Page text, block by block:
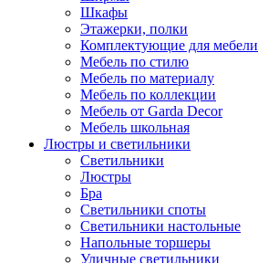
Шкафы
Этажерки, полки
Комплектующие для мебели
Мебель по стилю
Мебель по материалу
Мебель по коллекции
Мебель от Garda Decor
Мебель школьная
Люстры и светильники
Светильники
Люстры
Бра
Светильники споты
Светильники настольные
Напольные торшеры
Уличные светильники